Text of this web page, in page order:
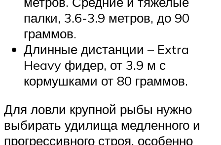
палки, 3.6-3.9 метров, до 90
граммов.
Длинные дистанции – Extra
Heavy фидер, от 3.9 м с
кормушками от 80 граммов.
Для ловли крупной рыбы нужно
выбирать удилища медленного и
прогрессивного строя, особенно